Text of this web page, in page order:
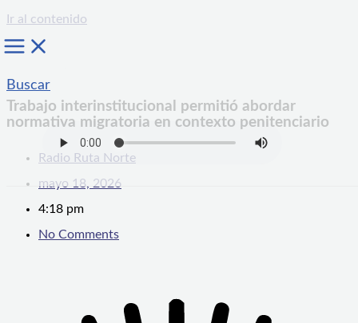
Ir al contenido
Buscar
Trabajo interinstitucional permitió abordar
normativa migratoria en contexto penitenciario
Radio Ruta Norte
mayo 18, 2026
4:18 pm
No Comments